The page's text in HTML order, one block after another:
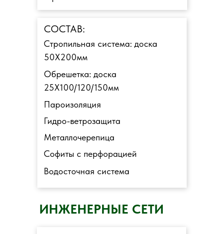
СОСТАВ:
Стропильная система: доска
50Х200мм
Обрешетка: доска
25Х100/120/150мм
Пароизоляция
Гидро-ветрозащита
Металлочерепица
Софиты с перфорацией
Водосточная система
ИНЖЕНЕРНЫЕ СЕТИ